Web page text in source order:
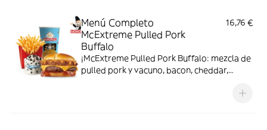
Menú Completo
McExtreme Pulled Pork
Buffalo
16,76 €
¡McExtreme Pulled Pork Buffalo: mezcla de
pulled pork y vacuno, bacon, cheddar,